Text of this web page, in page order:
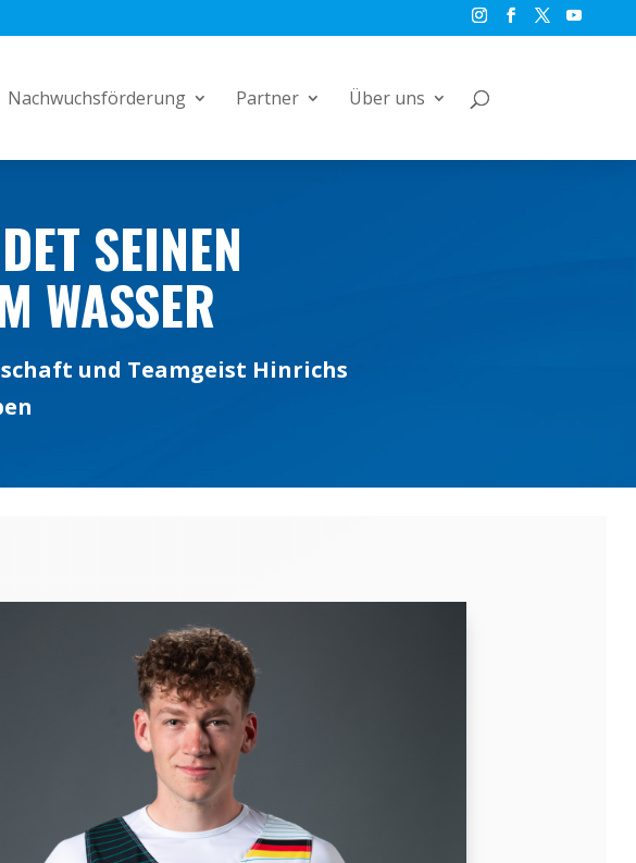
Nachwuchsförderung Partner Über uns
SEINEN
WASSER
und Teamgeist Hinrichs